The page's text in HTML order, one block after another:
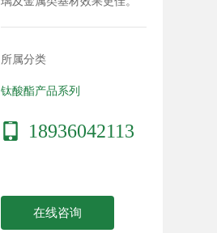
所属分类
钛酸酯产品系列
18936042113
在线咨询